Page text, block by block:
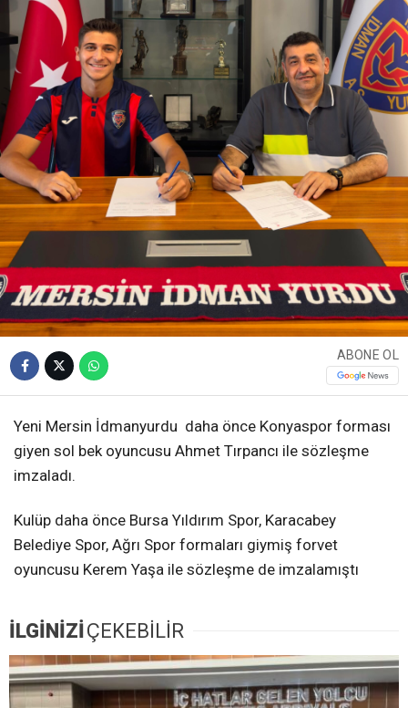
ABONE OL
Yeni Mersin İdmanyurdu daha önce Konyaspor forması
giyen sol bek oyuncusu Ahmet Tırpancı ile sözleşme
imzaladı.
Kulüp daha önce Bursa Yıldırım Spor, Karacabey
Belediye Spor, Ağrı Spor formaları giymiş forvet
oyuncusu Kerem Yaşa ile sözleşme de imzalamıştı
İLGİNİZİÇEKEBİLİR